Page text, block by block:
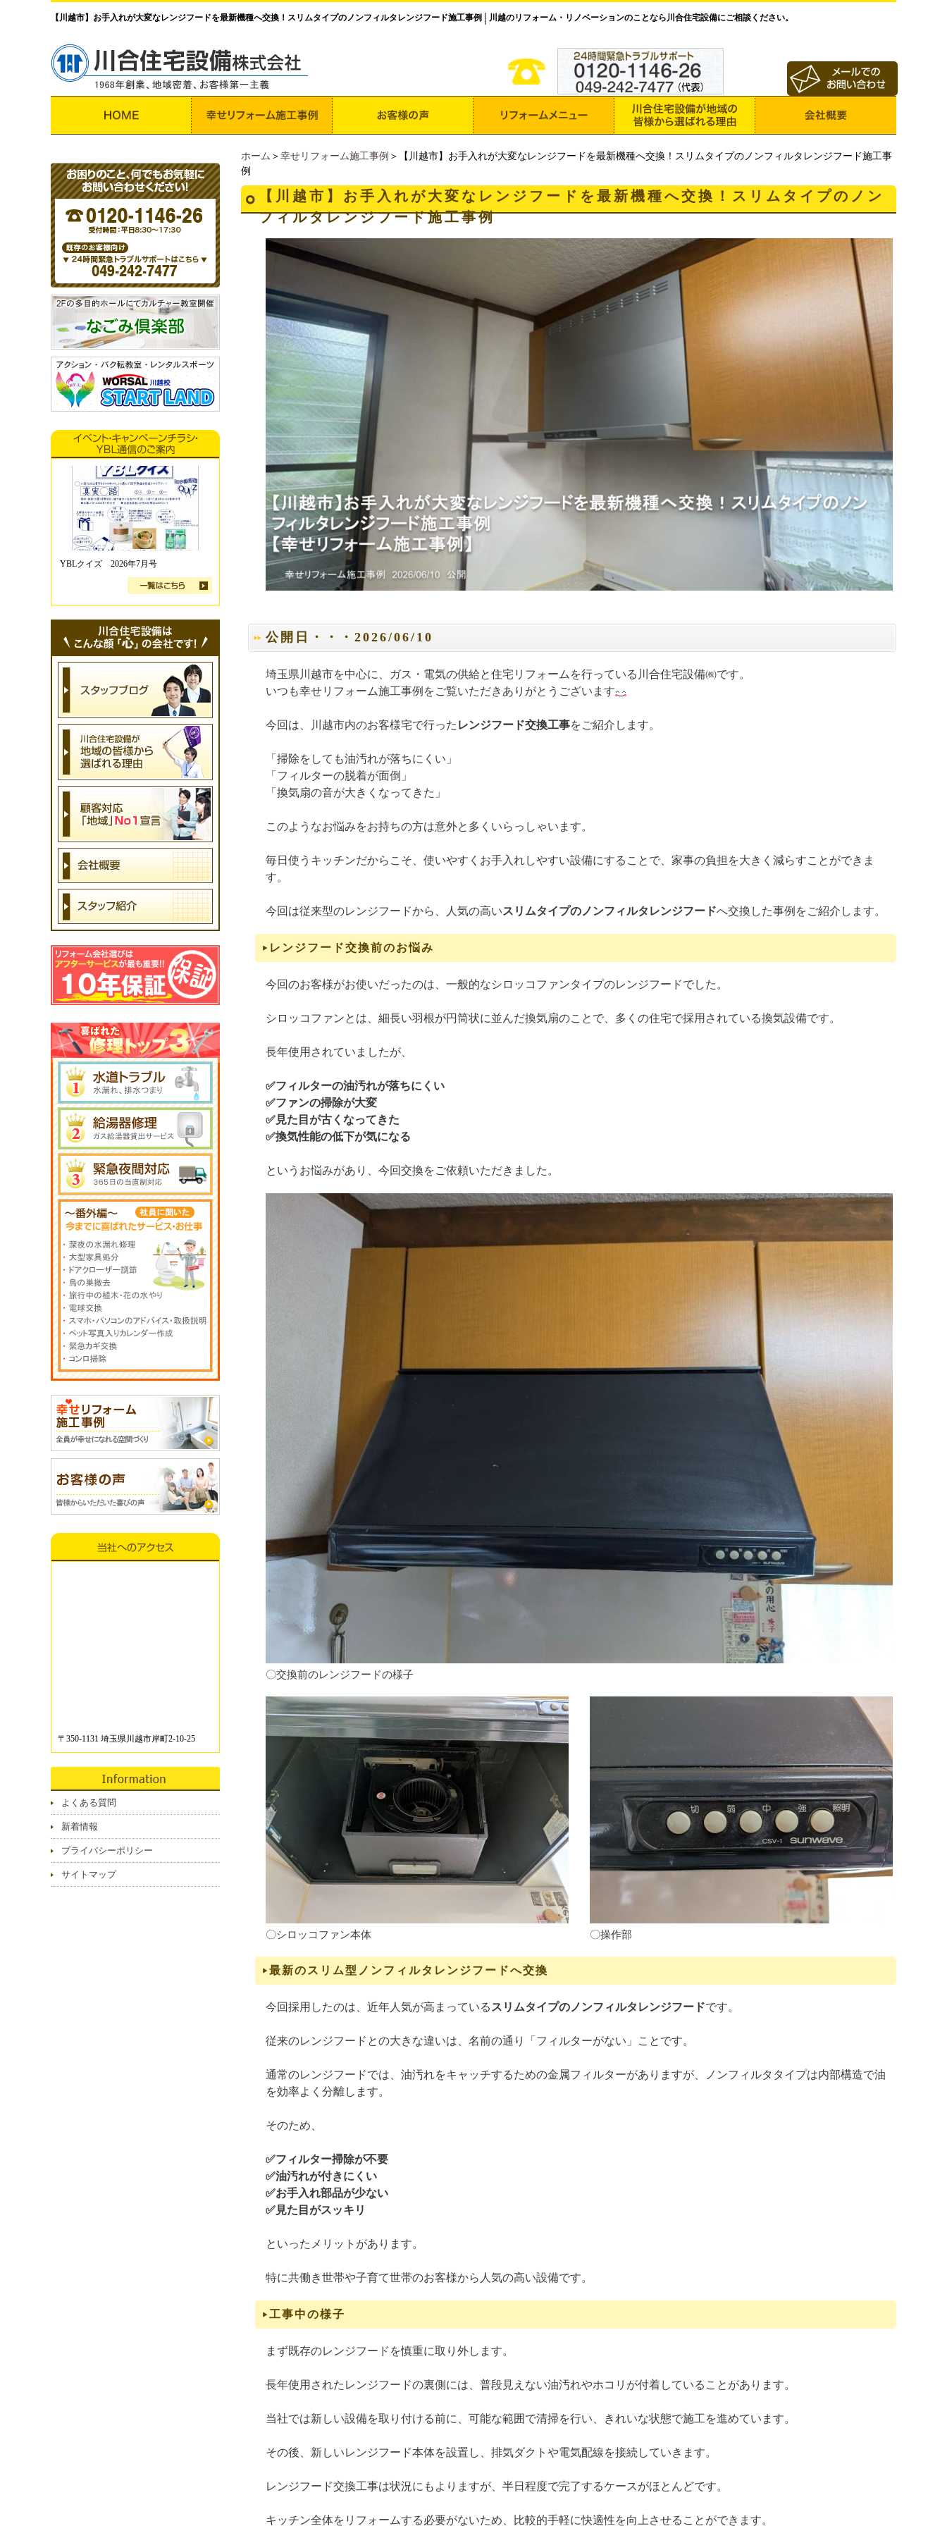
【川越市】お手入れが大変なレンジフードを最新機種へ交換！スリムタイプのノンフィルタレンジフード施工事例 川越のリフォーム・リノベーションのことなら川合住宅設備にご相談ください。
ホーム ＞ 幸せリフォーム施工事例 ＞【川越市】お手入れが大変なレンジフードを最新機種へ交換！スリムタイプのノンフィルタレンジフード施工事
例
【川越市】お手入れが大変なレンジフードを最新機種へ交換！スリムタイプのノン
フィルタレンジフード施工事例
公開日・・・2026/06/10
埼玉県川越市を中心に、ガス・電気の供給と住宅リフォームを行っている川合住宅設備㈱です。
いつも幸せリフォーム施工事例をご覧いただきありがとうございます
今回は、川越市内のお客様宅で行った レンジフード交換工事をご紹介します。
「掃除をしても油汚れが落ちにくい」
「フィルターの脱着が面倒」
「換気扇の音が大きくなってきた」
このようなお悩みをお持ちの方は意外と多くいらっしゃいます。
毎日使うキッチンだからこそ、使いやすくお手入れしやすい設備にすることで、家事の負担を大きく減らすことができま
す。
今回は従来型のレンジフードから、人気の高いスリムタイプのノンフィルタレンジフードへ交換した事例をご紹介します。
レンジフード交換前のお悩み
今回のお客様がお使いだったのは、一般的なシロッコファンタイプのレンジフードでした。
シロッコファンとは、細長い羽根が円筒状に並んだ換気扇のことで、多くの住宅で採用されている換気設備です。
長年使用されていましたが、
✅フィルターの油汚れが落ちにくい
✅ファンの掃除が大変
✅見た目が古くなってきた
✅換気性能の低下が気になる
というお悩みがあり、今回交換をご依頼いただきました。
〇交換前のレンジフードの様子
〇シロッコファン本体 〇操作部
最新のスリム型ノンフィルタレンジフードへ交換
今回採用したのは、近年人気が高まっている スリムタイプのノンフィルタレンジフードです。
従来のレンジフードとの大きな違いは、名前の通り「フィルターがない」ことです。
通常のレンジフードでは、油汚れをキャッチするための金属フィルターがありますが、ノンフィルタタイプは内部構造で油
を効率よく分離します。
そのため、
✅フィルター掃除が不要
✅油汚れが付きにくい
✅お手入れ部品が少ない
✅見た目がスッキリ
といったメリットがあります。
特に共働き世帯や子育て世帯のお客様から人気の高い設備です。
工事中の様子
まず既存のレンジフードを慎重に取り外します。
長年使用されたレンジフードの裏側には、普段見えない油汚れやホコリが付着していることがあります。
当社では新しい設備を取り付ける前に、可能な範囲で清掃を行い、きれいな状態で施工を進めています。
その後、新しいレンジフード本体を設置し、排気ダクトや電気配線を接続していきます。
レンジフード交換工事は状況にもよりますが、半日程度で完了するケースがほとんどです。
キッチン全体をリフォームする必要がないため、比較的手軽に快適性を向上させることができます。
YBLクイズ 2026年7月号
〒350-1131 埼玉県川越市岸町2-10-25
よくある質問
新着情報
プライバシーポリシー
サイトマップ